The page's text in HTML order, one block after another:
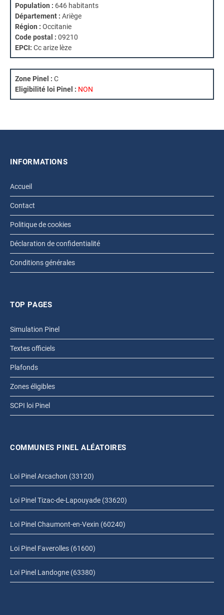
Population : 646 habitants
Département : Ariège
Région : Occitanie
Code postal : 09210
EPCI: Cc arize lèze
Zone Pinel : C
Eligibilité loi Pinel : NON
INFORMATIONS
Accueil
Contact
Politique de cookies
Déclaration de confidentialité
Conditions générales
TOP PAGES
Simulation Pinel
Textes officiels
Plafonds
Zones éligibles
SCPI loi Pinel
COMMUNES PINEL ALÉATOIRES
Loi Pinel Arcachon (33120)
Loi Pinel Tizac-de-Lapouyade (33620)
Loi Pinel Chaumont-en-Vexin (60240)
Loi Pinel Faverolles (61600)
Loi Pinel Landogne (63380)